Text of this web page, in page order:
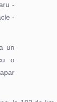
-
-
un
o